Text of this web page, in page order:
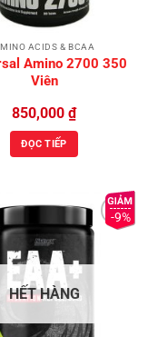
ACIDS & BCAA
Amino 2700 350
Viên
850,000 ₫
ĐỌC TIẾP
-9%
HẾT HÀNG